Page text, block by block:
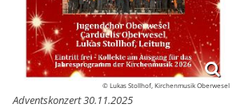
© Lukas Stollhof, Kirchenmusik Oberwesel
Adventskonzert 30.11.2025